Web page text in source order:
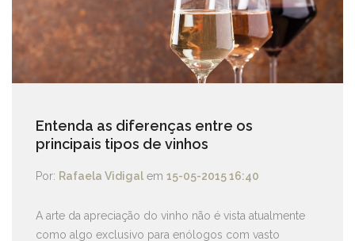
Entenda as diferenças entre os
principais tipos de vinhos
Por: Rafaela Vidigal em 15-05-2015 16:40
A arte da apreciação do vinho não é vista atualmente
como algo exclusivo para enólogos com vasto